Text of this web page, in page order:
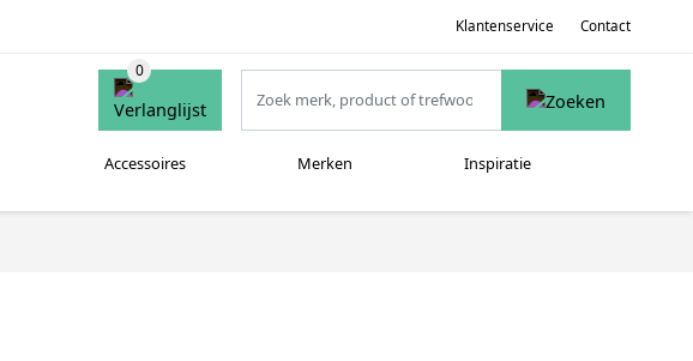
Klantenservice Contact
Accessoires Merken Inspiratie